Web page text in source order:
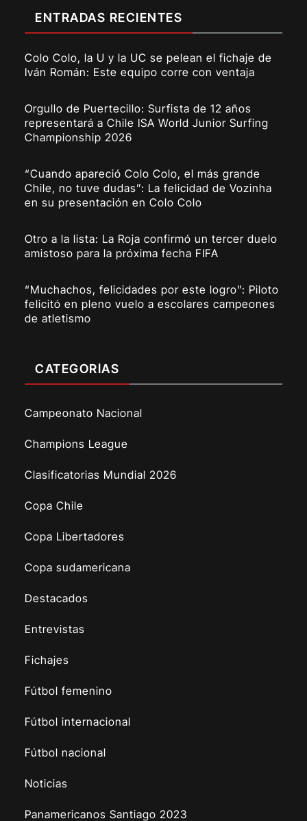
ENTRADAS RECIENTES
Colo Colo, la U y la UC se pelean el fichaje de
Iván Román: Este equipo corre con ventaja
Orgullo de Puertecillo: Surfista de 12 años
representará a Chile ISA World Junior Surfing
Championship 2026
“Cuando apareció Colo Colo, el más grande
Chile, no tuve dudas”: La felicidad de Vozinha
en su presentación en Colo Colo
Otro a la lista: La Roja confirmó un tercer duelo
amistoso para la próxima fecha FIFA
“Muchachos, felicidades por este logro”: Piloto
felicitó en pleno vuelo a escolares campeones
de atletismo
CATEGORÍAS
Campeonato Nacional
Champions League
Clasificatorias Mundial 2026
Copa Chile
Copa Libertadores
Copa sudamericana
Destacados
Entrevistas
Fichajes
Fútbol femenino
Fútbol internacional
Fútbol nacional
Noticias
Panamericanos Santiago 2023